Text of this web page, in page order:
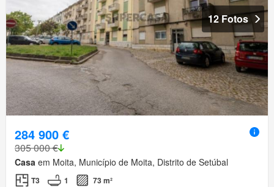
12 Fotos
284 900 €
305 000 €
Casa em Moita, Município de Moita, Distrito de Setúbal
T3 1 73 m²